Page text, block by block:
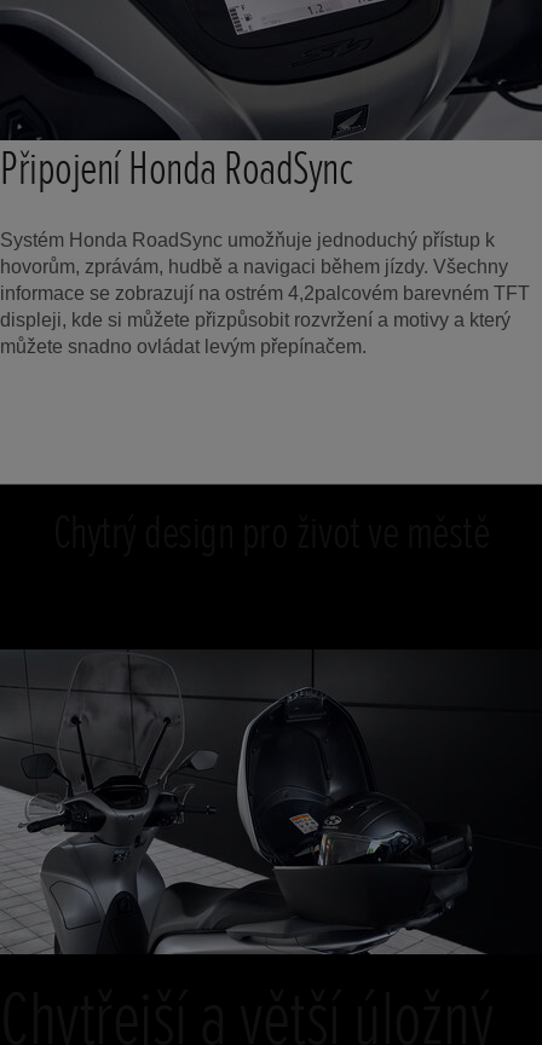
Připojení Honda RoadSync
Systém Honda RoadSync umožňuje jednoduchý přístup k
hovorům, zprávám, hudbě a navigaci během jízdy. Všechny
informace se zobrazují na ostrém 4,2palcovém barevném TFT
displeji, kde si můžete přizpůsobit rozvržení a motivy a který
můžete snadno ovládat levým přepínačem.